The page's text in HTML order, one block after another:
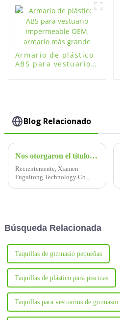
almacenamiento
seguro
Armario de plástico
ABS para vestuario
Blog Relacionado
Nos otorgaron el título de empresa de crédito AAA
Recientemente, Xiamen
Fuguitong Technology Co.,
lo que demuestra una vez más
Búsqueda Relacionada
Taquillas de gimnasio pequeñas
Taquillas de plástico para piscinas
Taquillas para vestuarios de gimnasio